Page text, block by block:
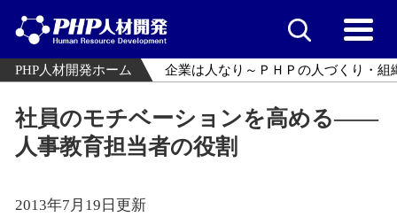
PHP人材開発ホーム 企業は人なり～ＰＨＰの人づくり・組
社員のモチベーションを高める――
人事教育担当者の役割
2013年7月19日更新